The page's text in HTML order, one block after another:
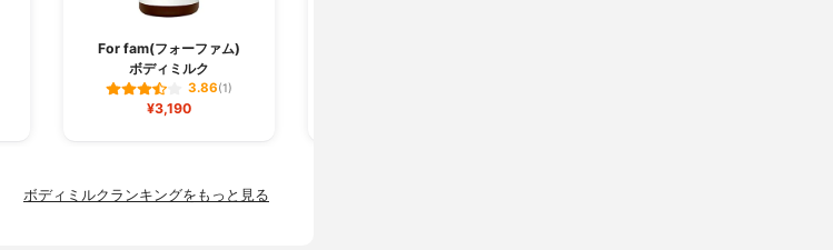
For fam(フォーファム)
ボディミルク
3.86(1)
¥3,190
ボディミルクランキングをもっと見る